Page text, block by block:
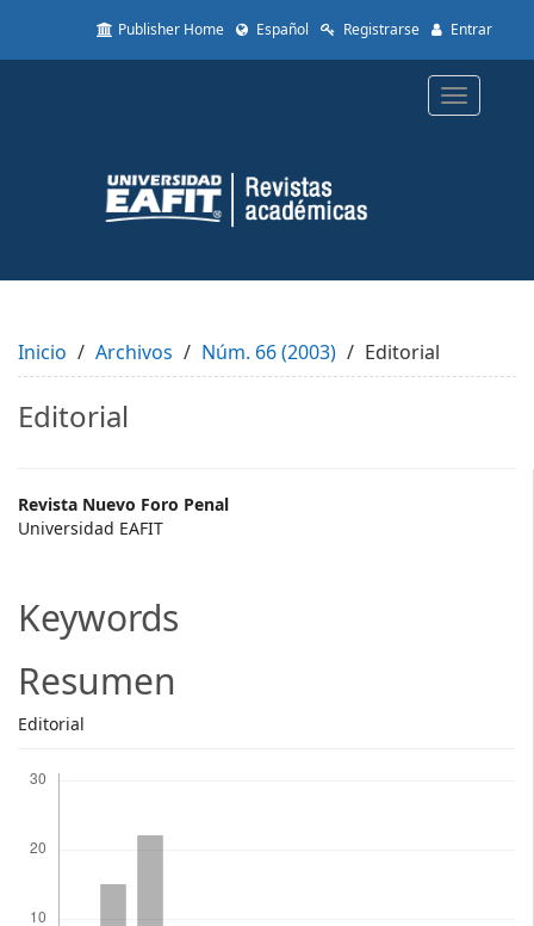
to
Content
Sidebar
Publisher Home Español Registrarse Entrar
Toggle
Inicio Archivos Núm. 66 (2003) Editorial
Editorial
Main
Article
Revista Nuevo Foro Penal
Universidad EAFIT
Keywords
Resumen
Editorial